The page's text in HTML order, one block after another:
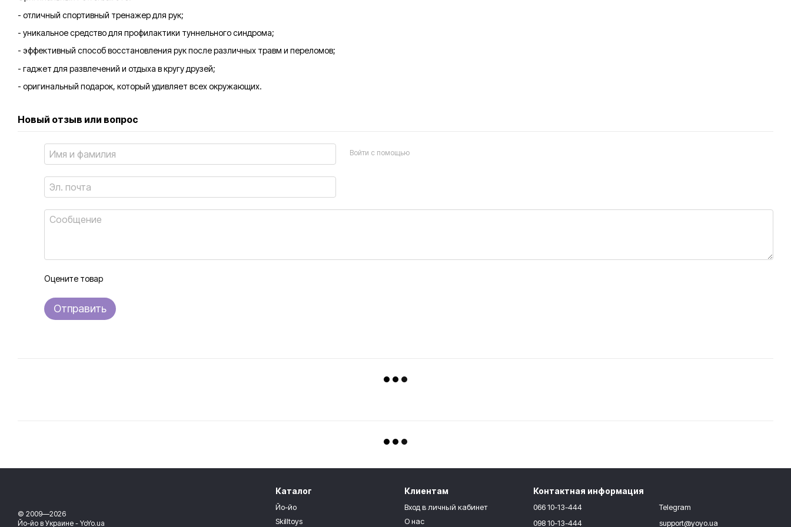
- отличный спортивный тренажер для рук;
- уникальное средство для профилактики туннельного синдрома;
- эффективный способ восстановления рук после различных травм и переломов;
- гаджет для развлечений и отдыха в кругу друзей;
- оригинальный подарок, который удивляет всех окружающих.
Новый отзыв или вопрос
Войти с помощью
Оцените товар
Отправить
© 2009—2026
Йо-йо в Украине - YoYo.ua
Каталог
Йо-йо
Skilltoys
Клиентам
Вход в личный кабинет
О нас
Контактная информация
066 10-13-444
098 10-13-444
Telegram
support@yoyo.ua